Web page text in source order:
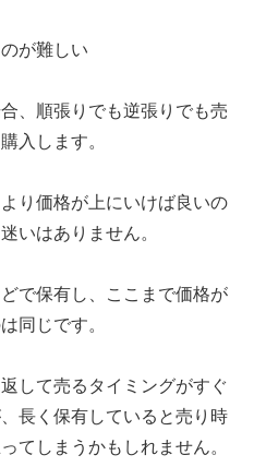
が難しい
、順張りでも逆張りでも売
入します。
り価格が上にいけば良いの
いはありません。
で保有し、ここまで価格が
同じです。
して売るタイミングがすぐ
長く保有していると売り時
てしまうかもしれません。